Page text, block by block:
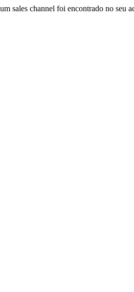
sales channel foi encontrado no seu